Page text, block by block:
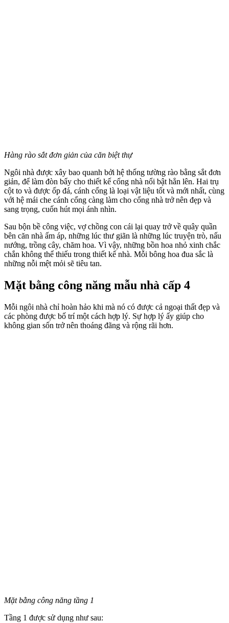
Hàng rào sắt đơn giản của căn biệt thự
Ngôi nhà được xây bao quanh bởi hệ thống tường rào bằng sắt đơn
giản, để làm đòn bẩy cho thiết kế cổng nhà nổi bật hẳn lên. Hai trụ
cột to và được ốp đá, cánh cổng là loại vật liệu tốt và mới nhất, cùng
với hệ mái che cánh cổng càng làm cho cổng nhà trở nên đẹp và
sang trọng, cuốn hút mọi ánh nhìn.
Sau bộn bề công việc, vợ chồng con cái lại quay trở về quây quần
bên căn nhà ấm áp, những lúc thư giãn là những lúc truyện trò, nấu
nướng, trồng cây, chăm hoa. Vì vậy, những bồn hoa nhỏ xinh chắc
chắn không thể thiếu trong thiết kế nhà. Mỗi bông hoa đua sắc là
những nỗi mệt mỏi sẽ tiêu tan.
Mặt bằng công năng mẫu nhà cấp 4
Mỗi ngôi nhà chỉ hoàn hảo khi mà nó có được cả ngoại thất đẹp và
các phòng được bố trí một cách hợp lý. Sự hợp lý ấy giúp cho
không gian sốn trở nên thoáng đãng và rộng rãi hơn.
Mặt bằng công năng tầng 1
Tầng 1 được sử dụng như sau: